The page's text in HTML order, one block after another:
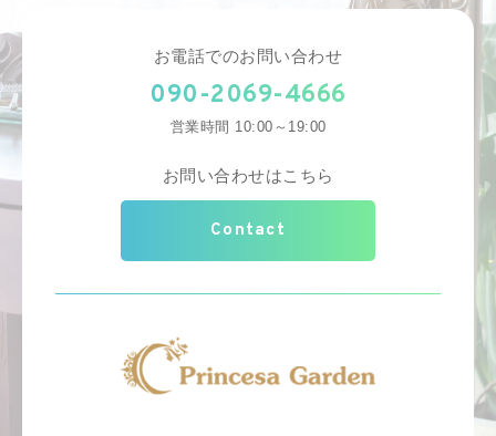
お電話でのお問い合わせ
090-2069-4666
営業時間 10:00～19:00
お問い合わせはこちら
Contact